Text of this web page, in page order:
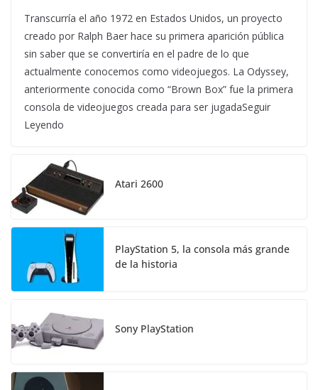
Transcurría el año 1972 en Estados Unidos, un proyecto
creado por Ralph Baer hace su primera aparición pública
sin saber que se convertiría en el padre de lo que
actualmente conocemos como videojuegos. La Odyssey,
anteriormente conocida como “Brown Box” fue la primera
consola de videojuegos creada para ser jugadaSeguir
Leyendo
Atari 2600
PlayStation 5, la consola más grande
de la historia
Sony PlayStation